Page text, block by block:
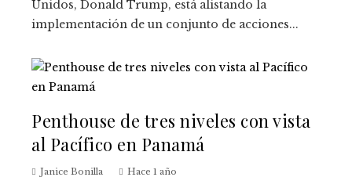
Unidos, Donald Trump, está alistando la
implementación de un conjunto de acciones...
Penthouse de tres niveles con vista
al Pacífico en Panamá
Janice Bonilla Hace 1 año